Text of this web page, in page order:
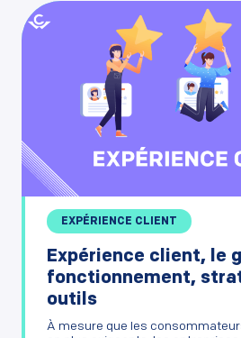
EXPÉRIENCE CLIENT
Expérience client, le
fonctionnement,
outils
À mesure que les